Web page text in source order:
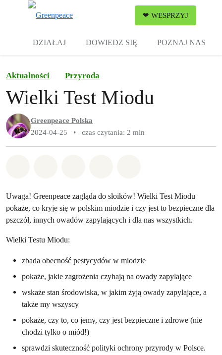
❤ WESPRZYJ
DZIAŁAJ DOWIEDZ SIĘ POZNAJ NAS
Aktualności Przyroda
Wielki Test Miodu
Greenpeace Polska
2024-04-25
• czas czytania: 2 min
Uwaga! Greenpeace zagląda do słoików! Wielki Test Miodu
pokaże, co kryje się w polskim miodzie i czy jest to bezpieczne dla
pszczół, innych owadów zapylających i dla nas wszystkich.
Wielki Testu Miodu:
zbada obecność pestycydów w miodzie
pokaże, jakie zagrożenia czyhają na owady zapylające
wskaże stan środowiska, w jakim żyją owady zapylające, a
także my wszyscy
pokaże, czy to, co jemy, czy jest bezpieczne i zdrowe (nie
chodzi tylko o miód!)
sprawdzi skuteczność polityki ochrony przyrody w Polsce.